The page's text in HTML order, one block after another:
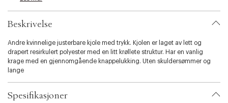
i
t
i
o
n
e
Beskrivelse
Andre kvinnelige justerbare kjole med trykk. Kjolen er laget av lett og
drapert resirkulert polyester med en litt krøllete struktur. Har en vanlig
krage med en gjennomgående knappelukking. Uten skuldersømmer og
lange
Spesifikasjoner